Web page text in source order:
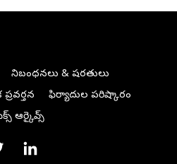
నిబంధనలు & షరతులు
ఫిర్యాదుల పరిష్కారం
ఆర్కైవ్స్